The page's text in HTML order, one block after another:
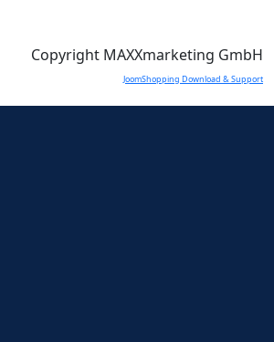
Copyright MAXXmarketing GmbH
JoomShopping Download & Support